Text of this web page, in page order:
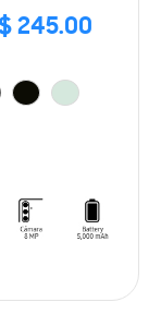
245.00